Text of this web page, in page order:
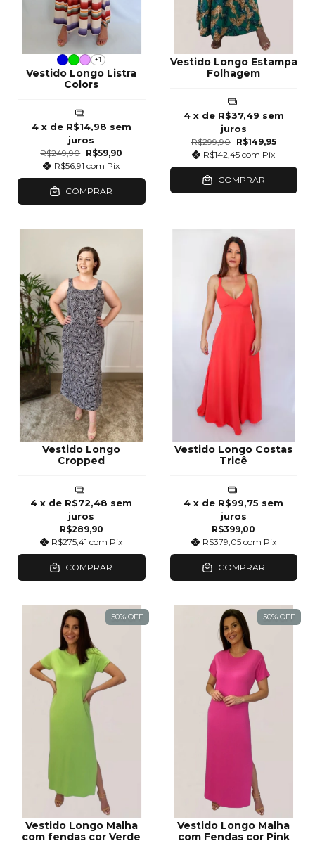
+1
Vestido Longo Listra
Colors
R$249,90 R$59,90
R$56,91com Pix
4 x de R$14,98 sem
juros
COMPRAR
Vestido Longo Estampa
Folhagem
R$299,90
R$149,95
R$142,45com Pix
4 x de R$37,49 sem
juros
COMPRAR
Vestido Longo
Cropped
R$289,90
R$275,41com Pix
4 x de R$72,48 sem
juros
COMPRAR
Vestido Longo Costas
Tricê
R$399,00
R$379,05 com Pix
4 x de R$99,75 sem
juros
COMPRAR
50% OFF
Vestido Longo Malha
com fendas cor Verde
50% OFF
Vestido Longo Malha
com Fendas cor Pink